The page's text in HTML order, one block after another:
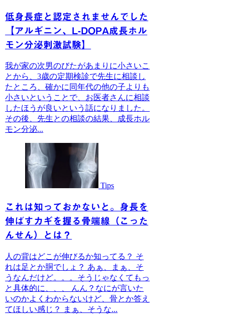
低身長症と認定されませんでした
【アルギニン、L-DOPA成長ホル
モン分泌刺激試験】
我が家の次男のびたがあまりに小さいこ
とから、3歳の定期検診で先生に相談し
たところ、確かに同年代の他の子よりも
小さいということで、お医者さんに相談
したほうが良いという話になりました。
その後、先生との相談の結果、成長ホル
モン分泌...
Tips
これは知っておかないと。身長を
伸ばすカギを握る骨端線（こった
んせん）とは？
人の背はどこが伸びるか知ってる？ そ
れは足とか胴でしょ？ あぁ、まぁ、そ
うなんだけど。。。そうじゃなくてもっ
と具体的に、、、 んん？なにが言いた
いのかよくわからないけど、骨とか答え
てほしい感じ？ まぁ、そうな...